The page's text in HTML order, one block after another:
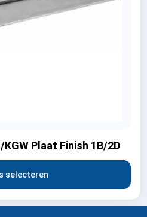
KGW Plaat Finish 1B/2D
selecteren